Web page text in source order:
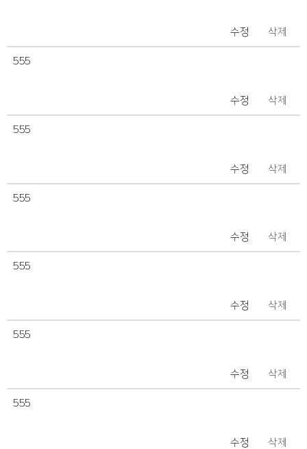
수정 삭제
555
수정 삭제
555
수정 삭제
555
수정 삭제
555
수정 삭제
555
수정 삭제
555
수정 삭제